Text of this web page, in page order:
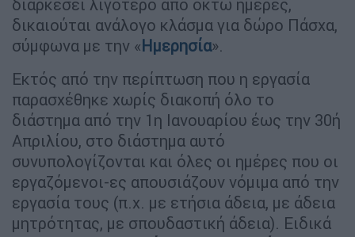
διαρκέσει λιγότερο από οκτώ ημέρες,
δικαιούται ανάλογο κλάσμα για δώρο Πάσχα,
σύμφωνα με την «Ημερησία».
Εκτός από την περίπτωση που η εργασία
παρασχέθηκε χωρίς διακοπή όλο το
διάστημα από την 1η Ιανουαρίου έως την 30ή
Απριλίου, στο διάστημα αυτό
συνυπολογίζονται και όλες οι ημέρες που οι
εργαζόμενοι-ες απουσιάζουν νόμιμα από την
εργασία τους (π.χ. με ετήσια άδεια, με άδεια
μητρότητας, με σπουδαστική άδεια). Ειδικά